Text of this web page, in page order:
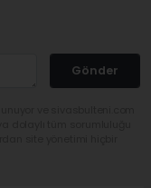
Gönder